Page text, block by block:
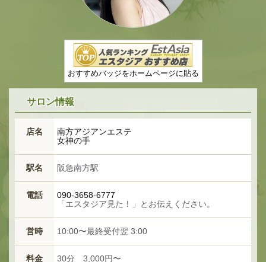
★
★
おすすめバッジをホームページに貼る
サロン情報
店名
南方アジアンエステ
女神の手
駅名 阪急南方駅
電話
090-3658-6777
「エスタジア見た！」とお伝えください。
営時 10:00〜最終受付翌 3:00
料金 30分 3,000円〜